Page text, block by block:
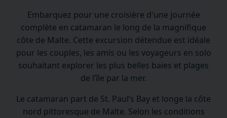
Embarquez pour une croisière d'une journée
complète en catamaran le long de la magnifique
côte de Malte. Cette excursion détendue est idéale
pour les couples, les amis ou les voyageurs en solo
souhaitant explorer les plus belles baies et plages
de l’île par la mer.
Le catamaran part de St. Paul’s Bay et longe la côte
nord pittoresque de Malte. Selon les conditions